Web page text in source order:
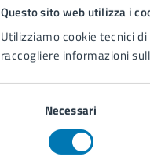
Questo sito web utilizza i
Utilizziamo cookie tecnici
raccogliere informazioni
Necessari